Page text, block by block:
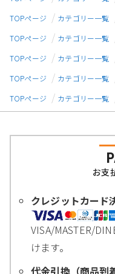
TOPページ
カテゴリー一覧
TOPページ
カテゴリー一覧
TOPページ
カテゴリー一覧
TOPページ
カテゴリー一覧
TOPページ
カテゴリー一覧
お支
クレジットカード
VISA/MASTER/
けます。
代金引換（商品到